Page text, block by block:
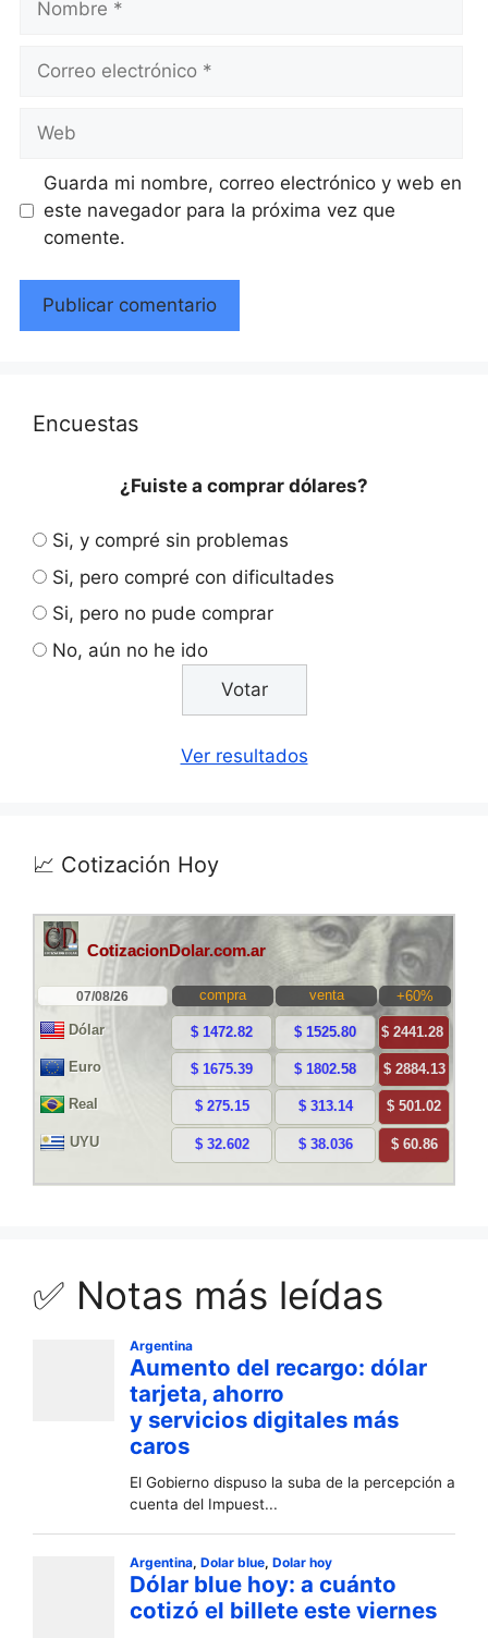
Correo
Web
Guarda mi nombre, correo electrónico y web en
este navegador para la próxima vez que
comente.
Encuestas
¿Fuiste a comprar dólares?
Si, y compré sin problemas
Si, pero compré con dificultades
Si, pero no pude comprar
No, aún no he ido
Ver resultados
📈 Cotización Hoy
✅ Notas más leídas